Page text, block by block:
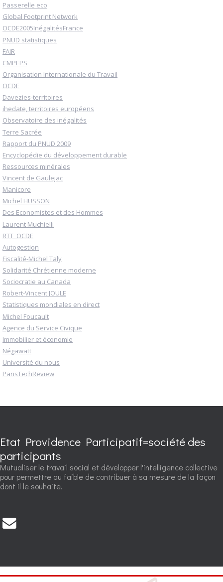
Passerelle eco
Global Footprint Network
OCDE2005InégalitésFrance
PNUD statistiques
FAIR
CMPEPS
Organisation Internationale du Travail
OCDE
Davezies-territoires
ihedate, territoires européens
Observatoire des inégalités
Terre Sacrée
Rapport du PNUD 2009
Encyclopédie du développement durable
Ressources minérales
Vincent de Gaulejac
Manicore
Michel HUSSON
Des Economistes et des Hommes
Laurent Muchielli
RTT_OCDE
Autogestion
Fiscalité-Michel Taly
Solidarité Chrétienne moderne
Sociocratie au Canada
Robert-Vincent JOULE
Statistiques mondiales en direct
Michel Foucault
Agence du Service Civique
Immobilier et économie
Négawatt
Université du nous
ParisTechReview
Etat Providence Participatif=société des
participants
Mutualiser le travail social et développer l'intelligence collective
pour permettre au faible de contribuer à sa mesure de la façon
dont il le souhaite.